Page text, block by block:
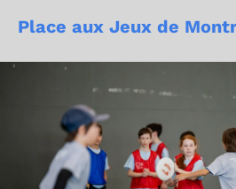
Place aux Jeux de